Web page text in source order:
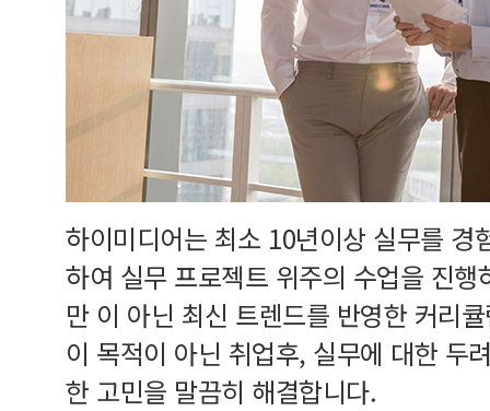
하이미디어는 최소 10년이상 실무를 경
하여 실무 프로젝트 위주의 수업을 진
만 이 아닌 최신 트렌드를 반영한 커리
이 목적이 아닌 취업후, 실무에 대한 두
한 고민을 말끔히 해결합니다.